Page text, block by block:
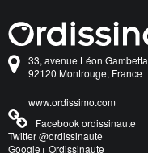
33, avenue Léon Gambetta
92120 Montrouge, France
www.ordissimo.com
Facebook ordissinaute
Twitter @ordissinaute
Google+ Ordissinaute